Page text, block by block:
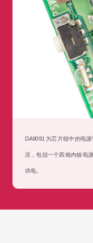
DA9091 为芯片组中的电
压，包括一个四相内核电